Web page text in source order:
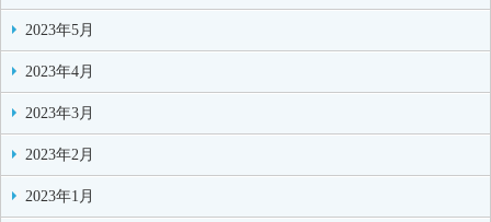
2023年5月
2023年4月
2023年3月
2023年2月
2023年1月